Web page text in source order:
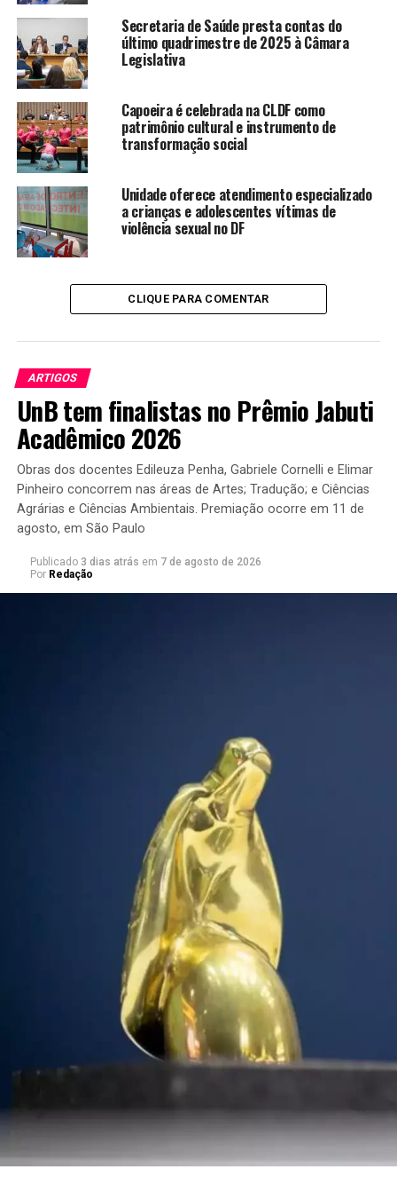
CRONOGRAMA
De 16 de fevereiro até o preenchimento das 30 vagas –
período de inscrições das escolas.
Dia 18 de março: prazo final para postagens das
atividades propostas pela gincana.
De 21 e 26 de março: avaliação da banca examinadora
Dia 28 de março: divulgação do resultado final, via site
Dia 31 de março: cerimônia presencial para a entrega
dos prêmios.
REGULAMENTO
TAREFA 1 –Elaboração de uma Atividade sensorial
com água por professor(a) da Escola que explore a
dinâmica da água na Natureza (precipitação,
evaporação, infiltração, vazão…). A atividade deve
privilegiar o emprego de materiais naturais,
Realizar uma fotografia em um corpo
d’água* (solicitamos que a atividade seja realizada
pelo(a) aluno(a)) que capture um instante de beleza
cênica, da vida animal ou da conexão homem-
*Lagoas, rios, ribeirões, riachos…
2 – Singularidade da cena;
3 – Qualidade técnica (enquadramento, foco…).
TAREFA 3 –A equipe deverá produzir uma
“reportagem” sobre o tema “o mal uso da água”
(desperdício, contaminação da água entre outros)
Secretaria de Saúde presta contas do
último quadrimestre de 2025 à Câmara
Legislativa
Capoeira é celebrada na CLDF como
patrimônio cultural e instrumento de
transformação social
Unidade oferece atendimento especializado
a crianças e adolescentes vítimas de
violência sexual no DF
CLIQUE PARA COMENTAR
ARTIGOS
UnB tem finalistas no Prêmio Jabuti
Acadêmico 2026
Obras dos docentes Edileuza Penha, Gabriele Cornelli e Elimar
Pinheiro concorrem nas áreas de Artes; Tradução; e Ciências
Agrárias e Ciências Ambientais. Premiação ocorre em 11 de
agosto, em São Paulo
Publicado 3 dias atrás em 7 de agosto de 2026
Por Redação